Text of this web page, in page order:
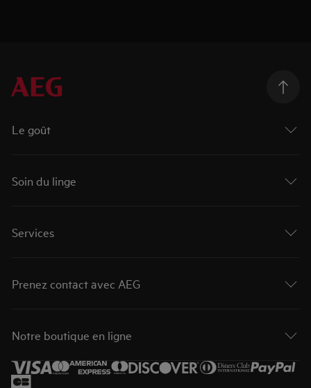
Le goût
Soin du linge
Services
Prenez contact avec AEG
Notre boutique en ligne